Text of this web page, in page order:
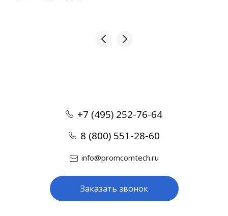
+7 (495) 252-76-64
8 (800) 551-28-60
info@promcomtech.ru
Заказать звонок